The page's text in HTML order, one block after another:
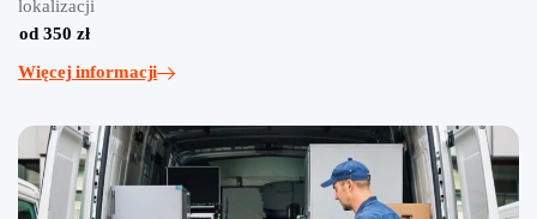
lokalizacji
od 350 zł
Więcej informacji